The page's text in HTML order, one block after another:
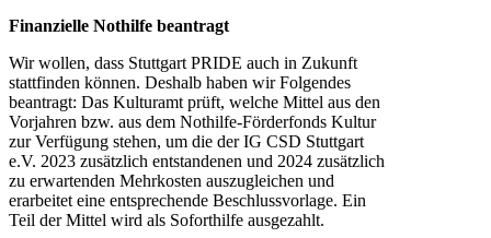
Finanzielle Nothilfe beantragt
Wir wollen, dass Stuttgart PRIDE auch in Zukunft
stattfinden können. Deshalb haben wir Folgendes
beantragt: Das Kulturamt prüft, welche Mittel aus den
Vorjahren bzw. aus dem Nothilfe-Förderfonds Kultur
zur Verfügung stehen, um die der IG CSD Stuttgart
e.V. 2023 zusätzlich entstandenen und 2024 zusätzlich
zu erwartenden Mehrkosten auszugleichen und
erarbeitet eine entsprechende Beschlussvorlage. Ein
Teil der Mittel wird als Soforthilfe ausgezahlt.